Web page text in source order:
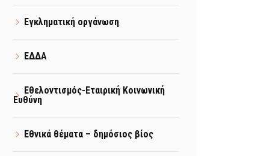
Εγκληματική οργάνωση
ΕΔΔΑ
Εθελοντισμός-Εταιρική Κοινωνική
Ευθύνη
Εθνικά θέματα – δημόσιος βίος